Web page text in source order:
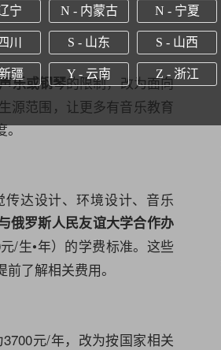
乐或钢琴的限制，改为面向
源范围，让更多有音乐教育
。
达设计、环境设计、音乐
俄罗斯人民友谊大学合作办
元/生•年）的学费标准。这些
了解相关费用。
元/年，改为按国家相关
宁 N - 内蒙古 N - 宁夏
川 S - 山东 S - 山西
疆 Y - 云南 Z - 浙江